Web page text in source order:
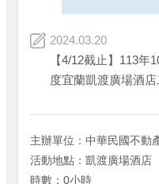
2024.03.20
【4/12截止】113
度宜蘭凱渡廣場酒
主辦單位：中華民國不動
活動地點：凱渡廣場酒店
時數：0小時